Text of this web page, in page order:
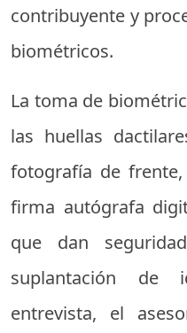
contribuyente y
biométricos.
La toma de
las huellas
fotografía de
firma autógrafa
que dan
suplantación de
entrevista, el